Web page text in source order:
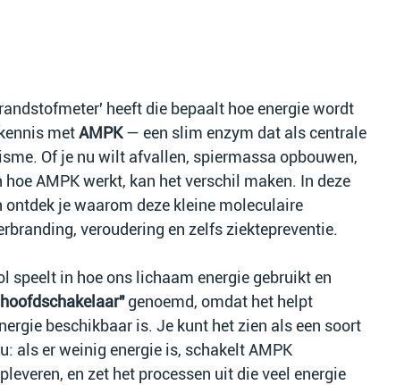
heeft die bepaalt hoe energie wordt
met AMPK — een slim enzym dat als centrale
Of je nu wilt afvallen, spiermassa opbouwen,
AMPK werkt, kan het verschil maken. In deze
ontdek je waarom deze kleine moleculaire
veroudering en zelfs ziektepreventie.
speelt in hoe ons lichaam energie gebruikt en
genoemd, omdat het helpt
beschikbaar is. Je kunt het zien als een soort
als er weinig energie is, schakelt AMPK
en zet het processen uit die veel energie